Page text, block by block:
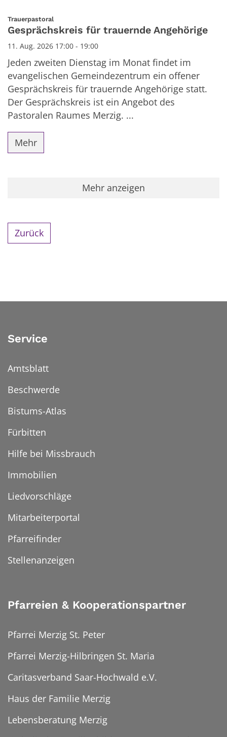
Trauerpastoral
Gesprächskreis für trauernde Angehörige
11. Aug. 2026 17:00 - 19:00
Jeden zweiten Dienstag im Monat findet im
evangelischen Gemeindezentrum ein offener
Gesprächskreis für trauernde Angehörige statt.
Der Gesprächskreis ist ein Angebot des
Pastoralen Raumes Merzig. ...
Mehr
Mehr anzeigen
Zurück
Service
Amtsblatt
Beschwerde
Bistums-Atlas
Fürbitten
Hilfe bei Missbrauch
Immobilien
Liedvorschläge
Mitarbeiterportal
Pfarreifinder
Stellenanzeigen
Pfarreien & Kooperationspartner
Pfarrei Merzig St. Peter
Pfarrei Merzig-Hilbringen St. Maria
Caritasverband Saar-Hochwald e.V.
Haus der Familie Merzig
Lebensberatung Merzig